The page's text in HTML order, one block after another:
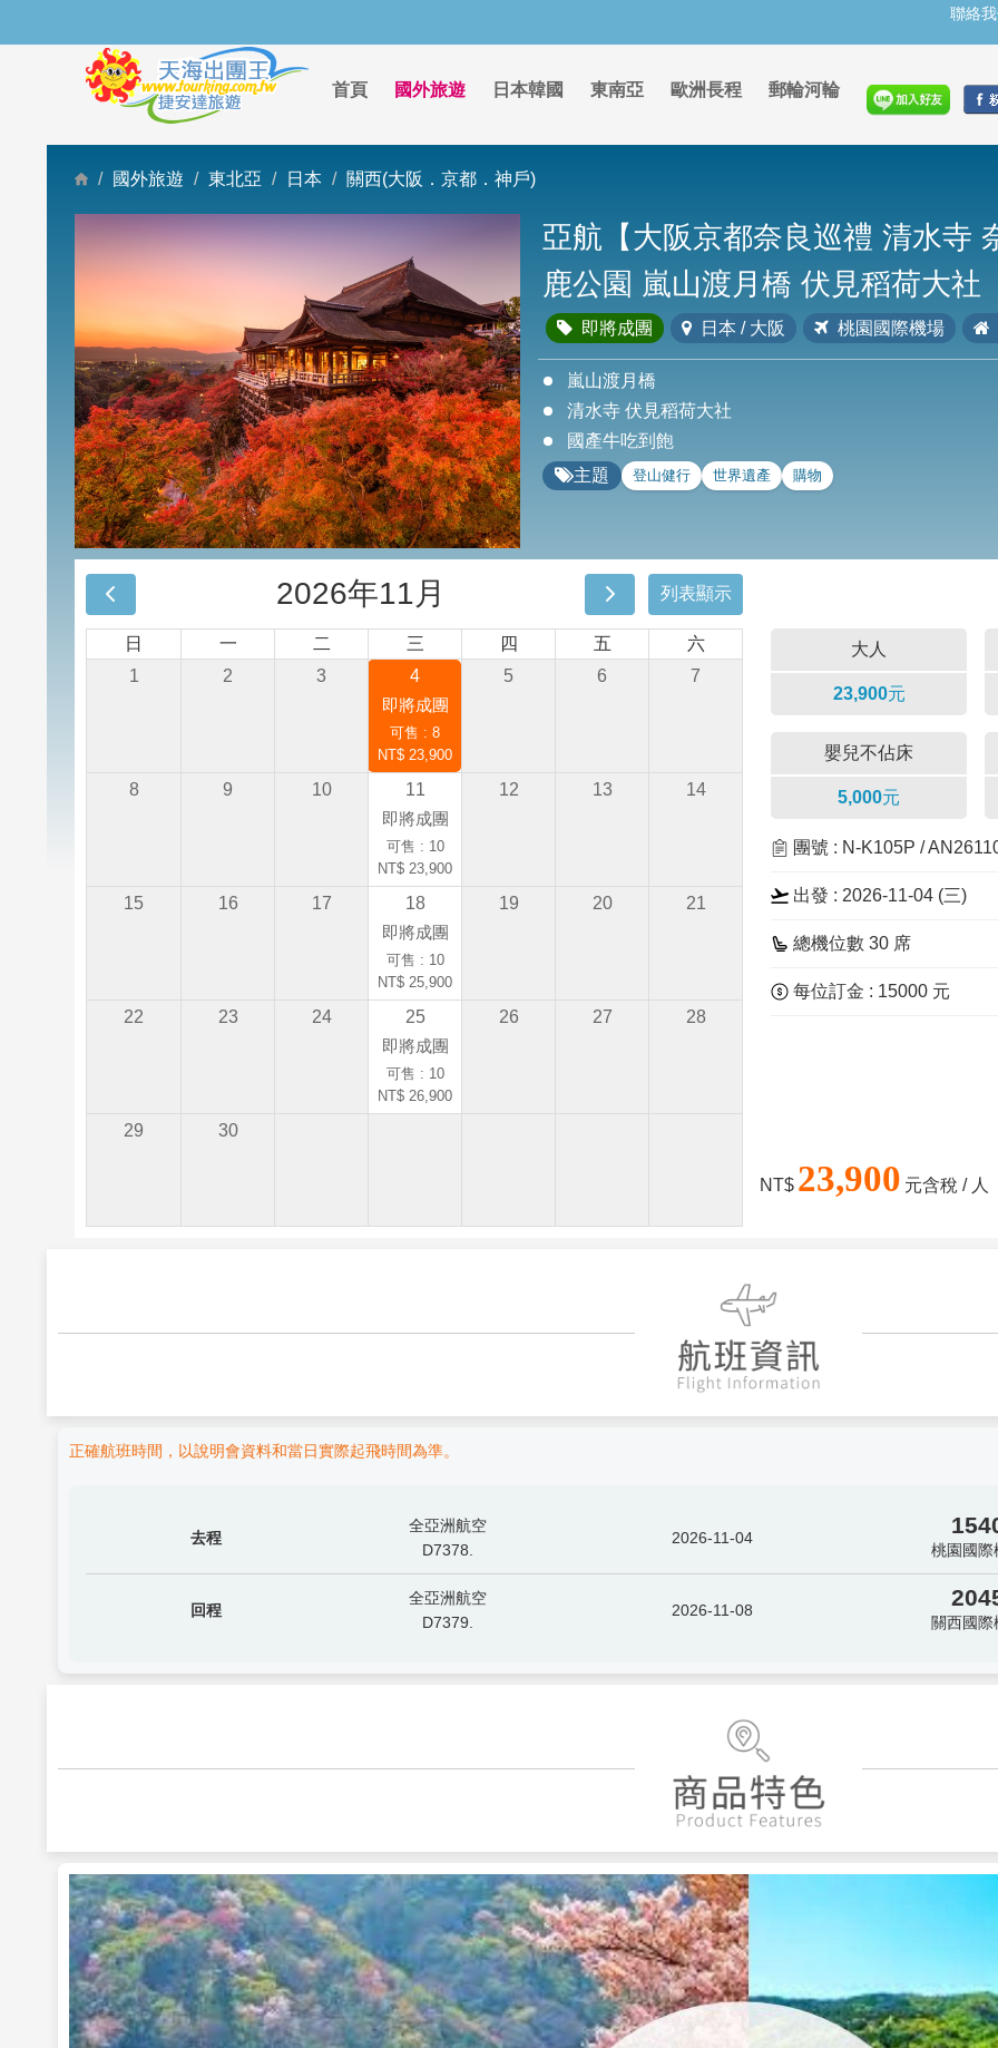
聯絡
首頁 國外旅遊 日本韓國 東南亞 歐洲長程 郵輪河輪
國外旅遊 東北亞 日本 關西(大阪．京都．神戶)
亞航【大阪京都奈良巡禮 清水寺
鹿公園 嵐山渡月橋 伏見稻荷大社
即將成團 日本 / 大阪 桃園國際機場
嵐山渡月橋
清水寺 伏見稻荷大社
國產牛吃到飽
主題
登山健行 世界遺產 購物
2026年11月 列表顯示
日 一 二 三 四 五
六
1
2 3
4
即將成團
可售 : 8
NT$ 23,900
5 6 7
8 9 10
11
即將成團
可售 : 10
NT$ 23,900
12 13 14
15 16 17
18
即將成團
可售 : 10
NT$ 25,900
19 20 21
22 23 24
25
即將成團
可售 : 10
NT$ 26,900
26 27 28
29 30
大人
23,900元
嬰兒不佔床
5,000元
團號 : N-K105P /
出發 : 2026-11-04 (三)
總機位數 30 席
每位訂金 : 15000 元
NT$ 23,900 元含稅 / 人
正確航班時間，以說明會資料和當日實際起飛時間為準。
去程
全亞洲航空
D7378.
2026-11-04
桃園國際
回程
全亞洲航空
D7379.
2026-11-08
關西國際